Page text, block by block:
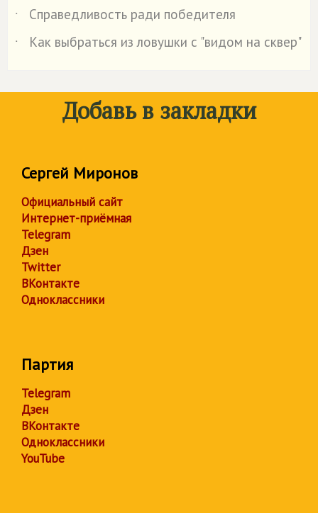
˙
Справедливость ради победителя
˙
Как выбраться из ловушки с "видом на сквер"
Добавь в закладки
Сергей Миронов
Официальный сайт
Интернет-приёмная
Telegram
Дзен
Twitter
ВКонтакте
Одноклассники
Партия
Telegram
Дзен
ВКонтакте
Одноклассники
YouTube